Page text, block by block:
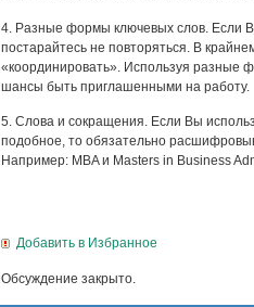
4. Разные формы ключевых слов. Если
постарайтесь не повторяться. В
«координировать». Используя разные
шансы быть приглашенными на работу.
5. Слова и сокращения. Если Вы
подобное, то обязательно
Например: MBA и Masters in Business
Добавить в Избранное
Обсуждение закрыто.